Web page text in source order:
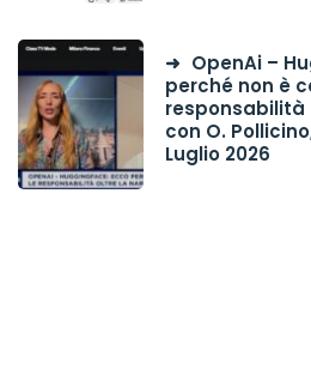
OpenAi –
perché non è
responsabilità
con O.
Luglio 2026